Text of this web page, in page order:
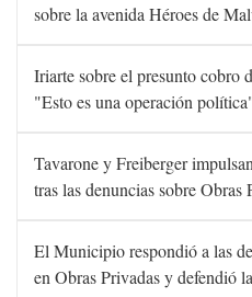
sobre la avenida Héroes de
Iriarte sobre el presunto cobro
"Esto es una operación
Tavarone y Freiberger
tras las denuncias sobre Obras
El Municipio respondió a las
en Obras Privadas y defendió